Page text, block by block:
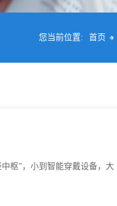
您当前位置: 首页
枢”，小到智能穿戴设备，大